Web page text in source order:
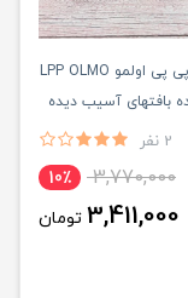
ماسک ال پی پی اولمو LPP OLMO
بافتهای آسیب دیده
2 نفر
3,770,000 10٪
3,411,000 تومان